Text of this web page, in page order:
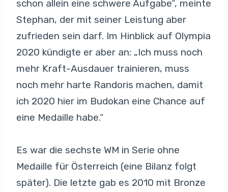
schon allein eine schwere Aufgabe“, meinte
Stephan, der mit seiner Leistung aber
zufrieden sein darf. Im Hinblick auf Olympia
2020 kündigte er aber an: „Ich muss noch
mehr Kraft-Ausdauer trainieren, muss
noch mehr harte Randoris machen, damit
ich 2020 hier im Budokan eine Chance auf
eine Medaille habe.“
Es war die sechste WM in Serie ohne
Medaille für Österreich (eine Bilanz folgt
später). Die letzte gab es 2010 mit Bronze